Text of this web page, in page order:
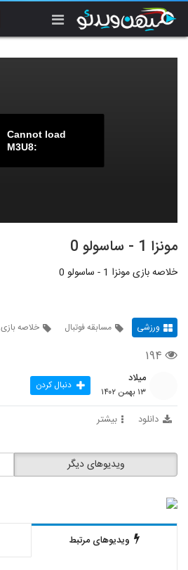
Cannot load
M3U8:
مونزا 1 - ساسولو 0
خلاصه بازی مونزا 1 - ساسولو 0
ورزشی مسابقه فوتبال خلاصه بازی
۱۹۴
میلاد
۱۳ بهمن ۱۴۰۲ دنبال کردن
دانلود بیشتر
ویدیوهای دیگر
ویدیوهای مرتبط